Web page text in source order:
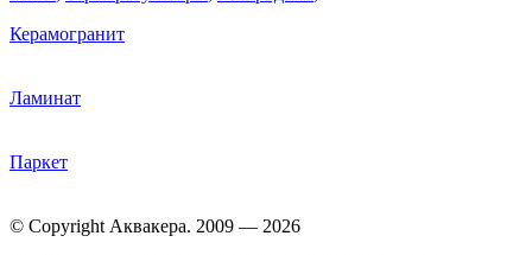
Керамогранит
Ламинат
Паркет
© Copyright Аквакера. 2009 — 2026